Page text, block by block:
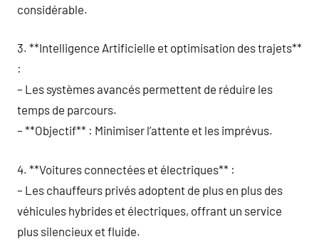
considérable.
3. **Intelligence Artificielle et optimisation des trajets**
:
– Les systèmes avancés permettent de réduire les
temps de parcours.
– **Objectif** : Minimiser l’attente et les imprévus.
4. **Voitures connectées et électriques** :
– Les chauffeurs privés adoptent de plus en plus des
véhicules hybrides et électriques, offrant un service
plus silencieux et fluide.